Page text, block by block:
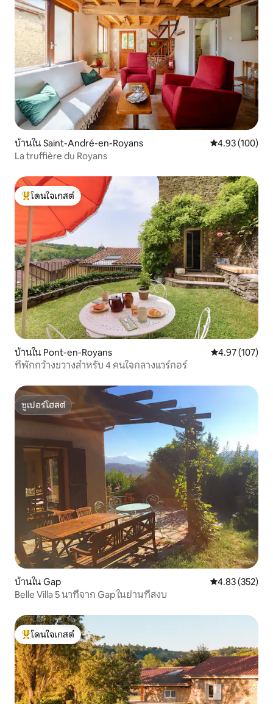
บ้านใน Saint-André-en-Royans คะแนนเฉลี่ย
4.93 (100)
La truffière du Royans
โดนใจเกสต์ที่สุด
โดนใจเกสต์
บ้านใน Pont-en-Royans คะแนนเฉลี่ย
4.97 (107)
ที่พักกว้างขวางสำหรับ 4 คนใจกลางแวร์กอร์
ซูเปอร์โฮสต์
ซูเปอร์โฮสต์
บ้านใน Gap คะแนนเฉลี่ย
4.83 (352)
Belle Villa 5 นาทีจาก Gap ในย่านที่สงบ
โดนใจเกสต์ที่สุด
โดนใจเกสต์